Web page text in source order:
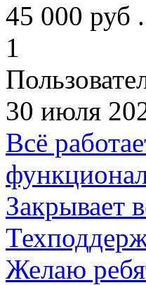
45 000 руб .
1
30 июля
Всё
Закрывает
Желаю